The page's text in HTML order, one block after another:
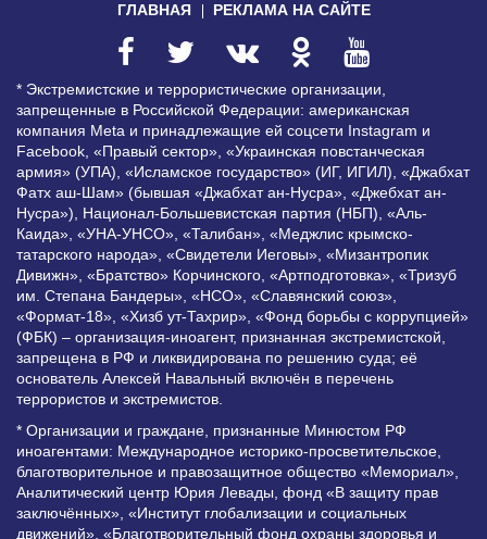
ГЛАВНАЯ РЕКЛАМА НА САЙТЕ
* Экстремистские и террористические организации,
запрещенные в Российской Федерации: американская
компания Meta и принадлежащие ей соцсети Instagram и
Facebook, «Правый сектор», «Украинская повстанческая
армия» (УПА), «Исламское государство» (ИГ, ИГИЛ), «Джабхат
Фатх аш-Шам» (бывшая «Джабхат ан-Нусра», «Джебхат ан-
Нусра»), Национал-Большевистская партия (НБП), «Аль-
Каида», «УНА-УНСО», «Талибан», «Меджлис крымско-
татарского народа», «Свидетели Иеговы», «Мизантропик
Дивижн», «Братство» Корчинского, «Артподготовка», «Тризуб
им. Степана Бандеры», «НСО», «Славянский союз»,
«Формат-18», «Хизб ут-Тахрир», «Фонд борьбы с коррупцией»
(ФБК) – организация-иноагент, признанная экстремистской,
запрещена в РФ и ликвидирована по решению суда; её
основатель Алексей Навальный включён в перечень
террористов и экстремистов.
* Организации и граждане, признанные Минюстом РФ
иноагентами: Международное историко-просветительское,
благотворительное и правозащитное общество «Мемориал»,
Аналитический центр Юрия Левады, фонд «В защиту прав
заключённых», «Институт глобализации и социальных
движений», «Благотворительный фонд охраны здоровья и